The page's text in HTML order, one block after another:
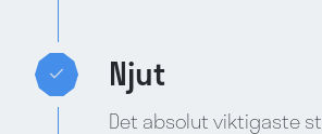
Njut
Det absolut viktigaste